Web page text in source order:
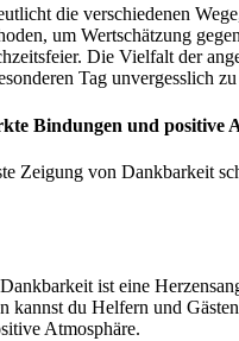
die verschiedenen
um Wertschätzung
Die Vielfalt der
Tag unvergesslich
Bindungen und positive
Zeigung von Dankbarkeit
ist eine
kannst du Helfern und
Atmosphäre.